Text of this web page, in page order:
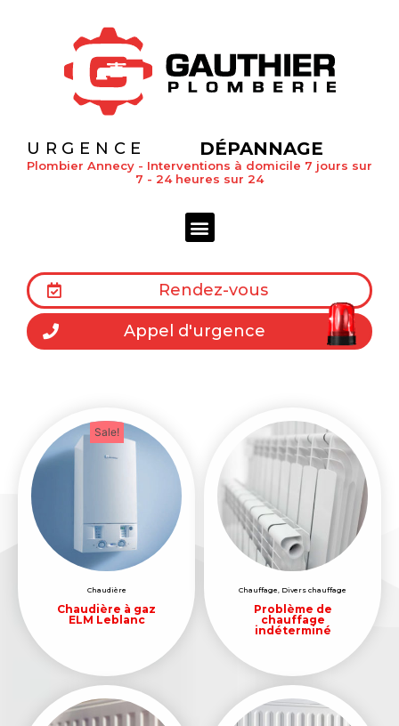
URGENCE DÉPANNAGE
Plombier Annecy - Interventions à domicile 7 jours sur
7 - 24 heures sur 24
Rendez-vous
Appel d'urgence
Sale!
Chaudière
Chaudière à gaz
ELM Leblanc
Chauffage, Divers chauffage
Problème de
chauffage
indéterminé